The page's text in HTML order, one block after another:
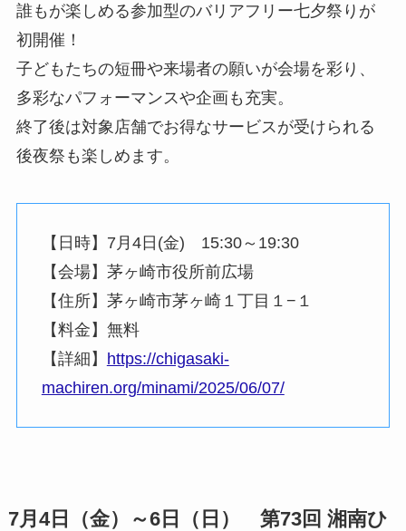
誰もが楽しめる参加型のバリアフリー七夕祭りが
初開催！
子どもたちの短冊や来場者の願いが会場を彩り、
多彩なパフォーマンスや企画も充実。
終了後は対象店舗でお得なサービスが受けられる
後夜祭も楽しめます。
【日時】7月4日(金) 15:30～19:30
【会場】茅ヶ崎市役所前広場
【住所】茅ヶ崎市茅ヶ崎１丁目１−１
【料金】無料
【詳細】 https://chigasaki-
machiren.org/minami/2025/06/07/
7月4日（金）～6日（日） 第73回 湘南ひ